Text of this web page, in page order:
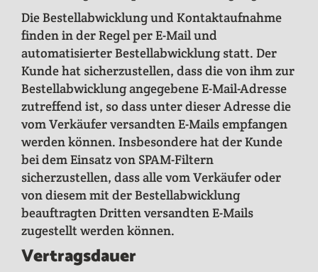
Die Bestellabwicklung und Kontaktaufnahme
finden in der Regel per E-Mail und
automatisierter Bestellabwicklung statt. Der
Kunde hat sicherzustellen, dass die von ihm zur
Bestellabwicklung angegebene E-Mail-Adresse
zutreffend ist, so dass unter dieser Adresse die
vom Verkäufer versandten E-Mails empfangen
werden können. Insbesondere hat der Kunde
bei dem Einsatz von SPAM-Filtern
sicherzustellen, dass alle vom Verkäufer oder
von diesem mit der Bestellabwicklung
beauftragten Dritten versandten E-Mails
zugestellt werden können.
Vertragsdauer